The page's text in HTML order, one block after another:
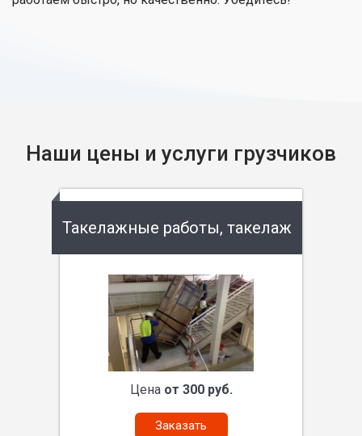
Наши цены и услуги грузчиков
Такелажные работы, такелаж
Цена от 300 руб.
Заказать